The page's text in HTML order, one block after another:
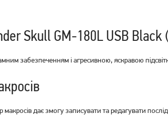
Миша A4Tech X-718BK USB
Black (4711421758994)
779
Миша
ES5
Skull GM-180L USB Black
забезпеченням і агресивною, яскравою
дає змогу записувати та редагувати